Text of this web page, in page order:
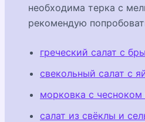
необходима терка с
рекомендую
греческий салат с
свекольный салат с
морковка с
салат из свёклы и